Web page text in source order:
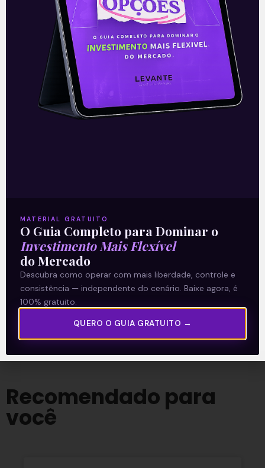
diário: ‘E Eu Com Isso?’. Todos os dias, o time
de analistas da Levante prepara as notícias
e análises que impactam seus
investimentos.
Clique aqui para receber
informações sobre o mercado financeiro em
primeira mão.
Acompanhe nossas Redes Sociais!
O conteúdo foi útil para você? Compartilhe!
Recomendado para
você
MATERIAL GRATUITO
O Guia Completo para Dominar o
Investimento Mais Flexível
do Mercado
Descubra como operar com mais liberdade, controle e
consistência — independente do cenário. Baixe agora, é
100% gratuito.
QUERO O GUIA GRATUITO →